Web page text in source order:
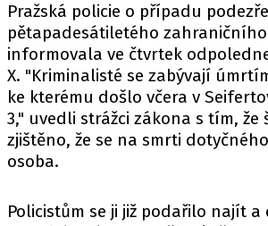
Pražská policie o případu
pětapadesátiletého
informovala ve čtvrtek
X. "Kriminalisté se zabývají
ke kterému došlo včera v
3," uvedli strážci zákona s tím, že
zjištěno, že se na smrti
osoba.
Policistům se ji již podařilo najít